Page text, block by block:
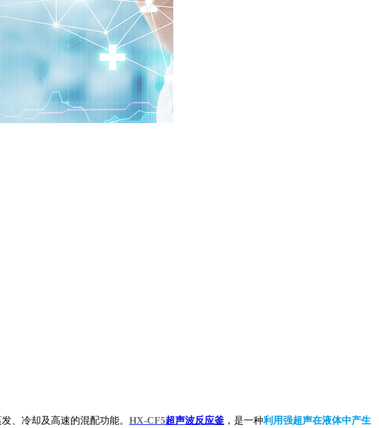
、冷却及高速的混配功能。 HX-CF5超声波反应釜 ，是一种利用强超声在液体中产生